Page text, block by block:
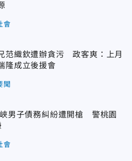
會
范織欽遭辦貪污 政客爽：上月
隆成立後援會
聞
男子債務糾紛遭開槍 警桃園
會